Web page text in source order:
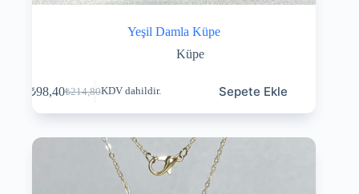
Yeşil Damla Küpe
Küpe
₺214,80
₺98,40 KDV dahildir. Sepete Ekle